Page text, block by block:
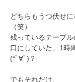
どちらもうつ伏せ
（笑）
残っているテーブ
口にしていた、1時
(*ﾟ∀ﾟ)？
でもそれだけ、